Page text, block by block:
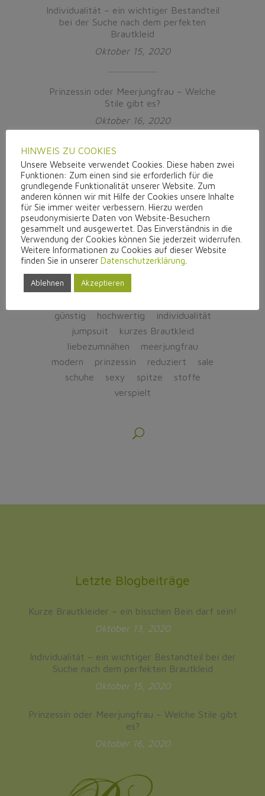
Individualität – ein wichtiger Bestandteil
bei der Suche nach dem perfekten
Brautkleid
Oktober 15, 2020
Prinzessin oder Meerjungfrau – Welche
Stile gibt es?
Oktober 16, 2020
Schlagwörter
a-linie aufmerksamkeit
ballkleid
beinfrei
beratung
braut
brautkleidliebe
brautoutfit
eingefärbte schuhe
günstig
hochwertig
individualität
jumpsuit
kurzes Brautkleid
liebezumnähen
meerjungfrau
modern
prinzessin reduziert
sale
schuhe
sexy spitze
stoffe
verspielt
Letzte Blogbeiträge
Kurze Brautkleider – ein bisschen Bein darf sein!
Oktober 13, 2020
Individualität – ein wichtiger Bestandteil bei der
Suche nach dem perfekten Brautkleid
Oktober 15, 2020
Prinzessin oder Meerjungfrau – Welche Stile gibt
es?
Oktober 16, 2020
HINWEIS ZU COOKIES
Unsere Webseite verwendet Cookies. Diese haben zwei
Funktionen: Zum einen sind sie erforderlich für die
grundlegende Funktionalität unserer Website. Zum
anderen können wir mit Hilfe der Cookies unsere Inhalte
für Sie immer weiter verbessern. Hierzu werden
pseudonymisierte Daten von Website-Besuchern
gesammelt und ausgewertet. Das Einverständnis in die
Verwendung der Cookies können Sie jederzeit widerrufen.
Weitere Informationen zu Cookies auf dieser Website
finden Sie in unserer Datenschutzerklärung
Ablehnen Akzeptieren